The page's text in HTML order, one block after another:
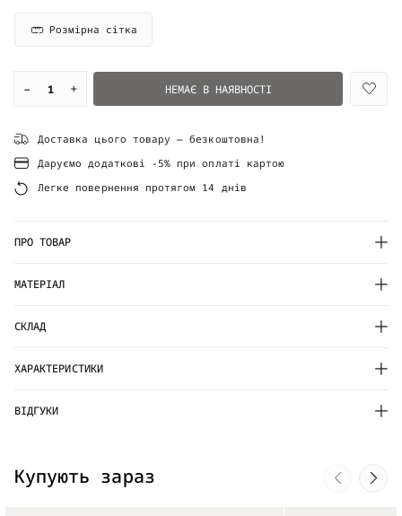
Розмірна сітка
– + НЕМАЄ В НАЯВНОСТІ
Доставка цього товару — безкоштовна!
Даруємо додаткові -5% при оплаті картою
Легке повернення протягом 14 днів
ПРО ТОВАР
МАТЕРІАЛ
СКЛАД
ХАРАКТЕРИСТИКИ
ВІДГУКИ
Купують зараз